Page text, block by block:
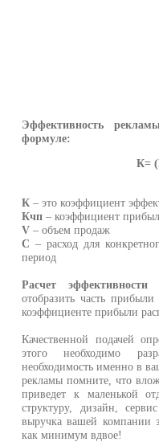
Эффективность
формуле:
К=
К – это коэффициент
Кчп – коэффициент
V – объем продаж
С – расход для
период
Расчет эффективности
отобразить часть
коэффициенте прибыли
Качественной подачей
этого необходимо
необходимость именно в
рекламы помните, что
приведет к маленькой
структуру, дизайн,
выручка вашей компании
как минимум вдвое!